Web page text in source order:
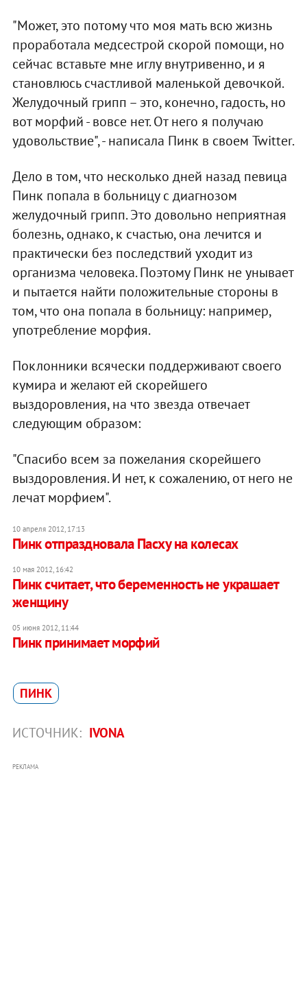
"Может, это потому что моя мать всю жизнь
проработала медсестрой скорой помощи, но
сейчас вставьте мне иглу внутривенно, и я
становлюсь счастливой маленькой девочкой.
Желудочный грипп – это, конечно, гадость, но
вот морфий - вовсе нет. От него я получаю
удовольствие", - написала Пинк в своем Twitter.
Дело в том, что несколько дней назад певица
Пинк попала в больницу с диагнозом
желудочный грипп. Это довольно неприятная
болезнь, однако, к счастью, она лечится и
практически без последствий уходит из
организма человека. Поэтому Пинк не унывает
и пытается найти положительные стороны в
том, что она попала в больницу: например,
употребление морфия.
Поклонники всячески поддерживают своего
кумира и желают ей скорейшего
выздоровления, на что звезда отвечает
следующим образом:
"Спасибо всем за пожелания скорейшего
выздоровления. И нет, к сожалению, от него не
лечат морфием".
10 апреля 2012, 17:13
Пинк отпраздновала Пасху на колесах
10 мая 2012, 16:42
Пинк считает, что беременность не украшает
женщину
05 июня 2012, 11:44
Пинк принимает морфий
ПИНК
ИСТОЧНИК: IVONA
РЕКЛАМА